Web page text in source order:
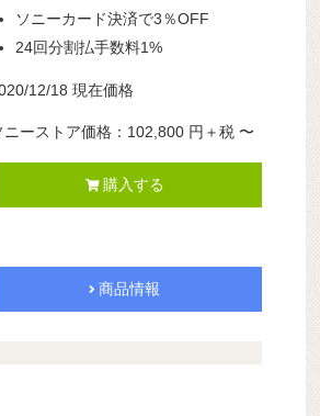
ソニーカード決済で3％OFF
24回分割払手数料1%
12/18 現在価格
ニーストア価格：102,800 円 ＋税 〜
購入する
商品情報